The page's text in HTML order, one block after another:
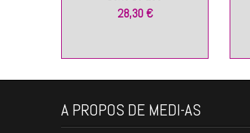
28,30 €
A PROPOS DE MEDI-AS